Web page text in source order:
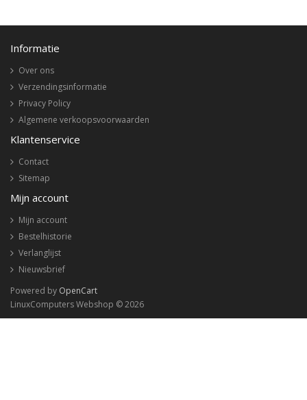
Informatie
Over ons
Verzendingsinformatie
Privacy Policy
Algemene verkoopsvoorwaarden
Klantenservice
Contact
Sitemap
Mijn account
Mijn account
Bestelhistorie
Verlanglijst
Nieuwsbrief
Powered by OpenCart
LinuxComputers Webshop © 2026